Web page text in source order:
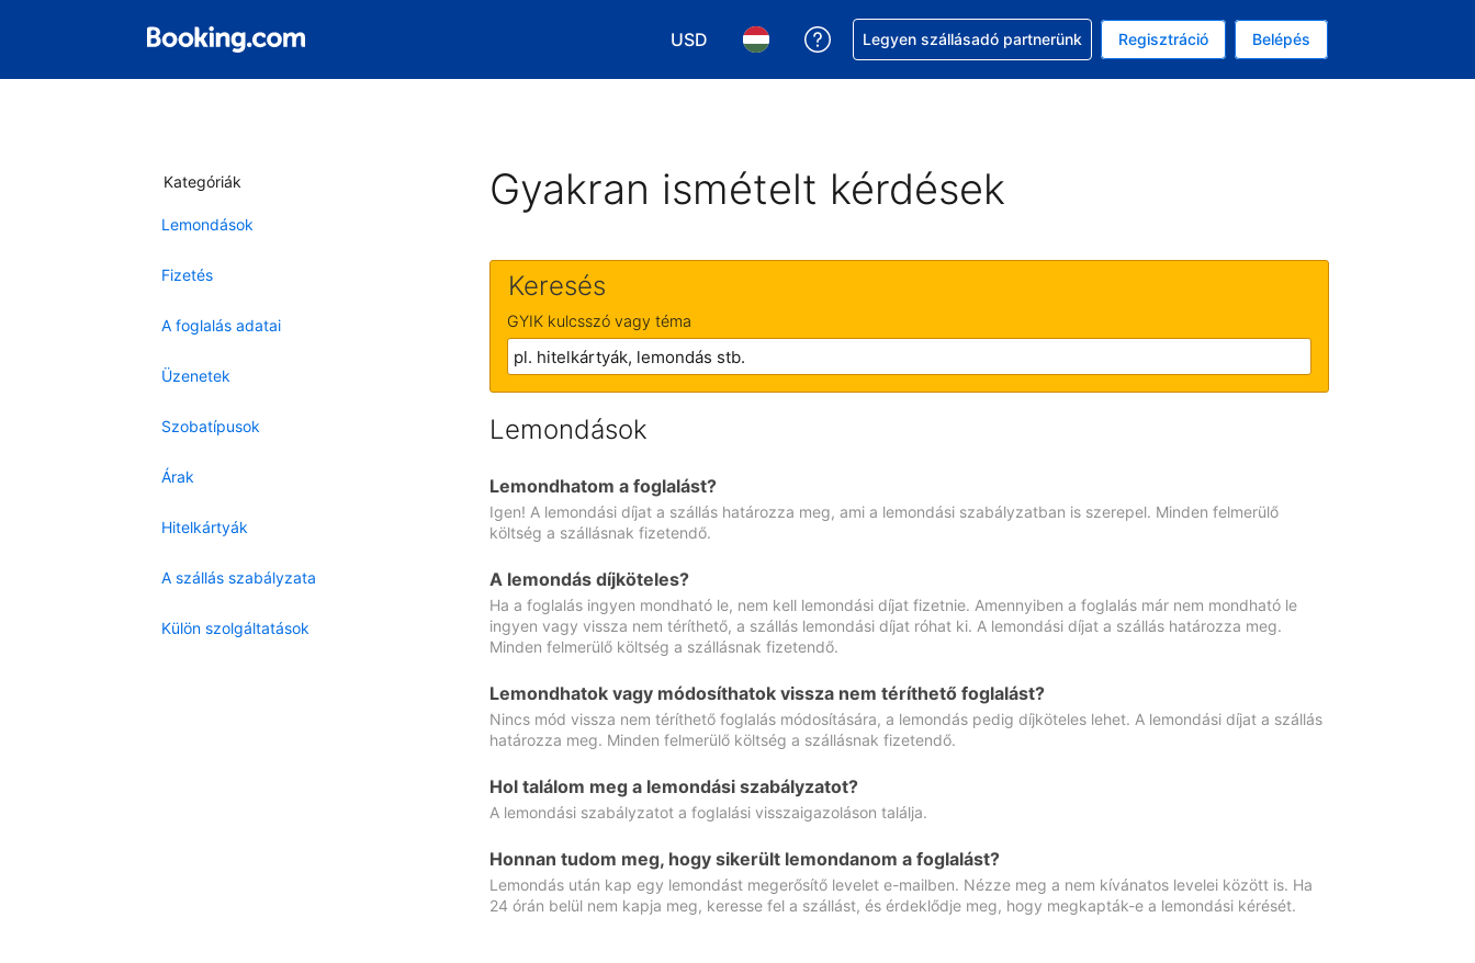
USD
Válasszon pénznemet. Jelenlegi kiválasztott pénznem: amerikai dollár
Válasszon nyelvet. Jelenleg kiválasztott nyelv: Magyar
Segítség a foglalással
Legyen szállásadó partnerünk Regisztráció Belépés
Kategóriák
Lemondások
Fizetés
A foglalás adatai
Üzenetek
Szobatípusok
Árak
Hitelkártyák
A szállás szabályzata
Külön szolgáltatások
Gyakran ismételt kérdések
Keresés
GYIK kulcsszó vagy téma
Lemondások
Lemondhatom a foglalást?
Igen! A lemondási díjat a szállás határozza meg, ami a lemondási szabályzatban is szerepel. Minden felmerülő
költség a szállásnak fizetendő.
A lemondás díjköteles?
Ha a foglalás ingyen mondható le, nem kell lemondási díjat fizetnie. Amennyiben a foglalás már nem mondható le
ingyen vagy vissza nem téríthető, a szállás lemondási díjat róhat ki. A lemondási díjat a szállás határozza meg.
Minden felmerülő költség a szállásnak fizetendő.
Lemondhatok vagy módosíthatok vissza nem téríthető foglalást?
Nincs mód vissza nem téríthető foglalás módosítására, a lemondás pedig díjköteles lehet. A lemondási díjat a szállás
határozza meg. Minden felmerülő költség a szállásnak fizetendő.
Hol találom meg a lemondási szabályzatot?
A lemondási szabályzatot a foglalási visszaigazoláson találja.
Honnan tudom meg, hogy sikerült lemondanom a foglalást?
Lemondás után kap egy lemondást megerősítő levelet e-mailben. Nézze meg a nem kívánatos levelei között is. Ha
24 órán belül nem kapja meg, keresse fel a szállást, és érdeklődje meg, hogy megkapták-e a lemondási kérését.